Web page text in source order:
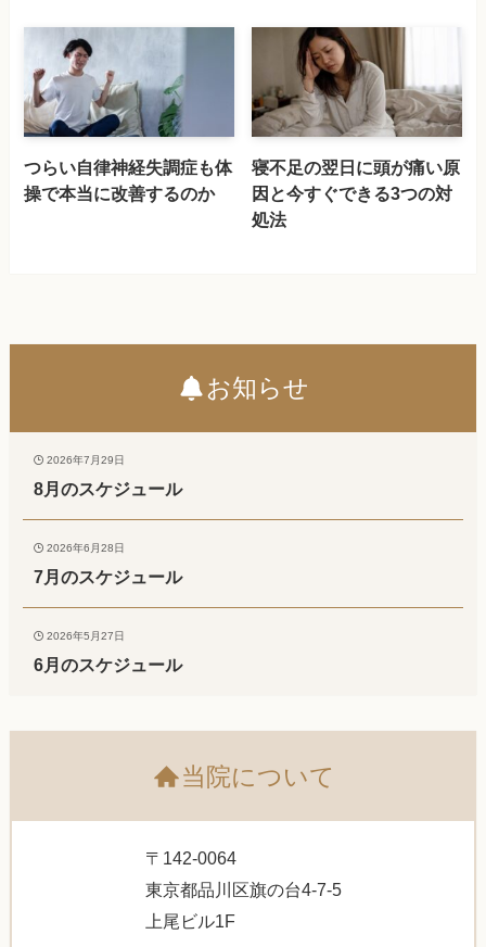
つらい自律神経失調症も体
操で本当に改善するのか
寝不足の翌日に頭が痛い原
因と今すぐできる3つの対
処法
お知らせ
2026年7月29日
8月のスケジュール
2026年6月28日
7月のスケジュール
2026年5月27日
6月のスケジュール
当院について
〒142-0064
東京都品川区旗の台4-7-5
上尾ビル1F